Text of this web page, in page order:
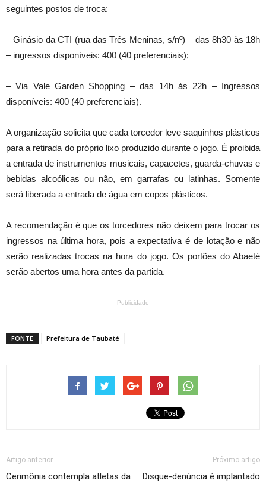
seguintes postos de troca:
– Ginásio da CTI (rua das Três Meninas, s/nº) – das 8h30 às 18h
– ingressos disponíveis: 400 (40 preferenciais);
– Via Vale Garden Shopping – das 14h às 22h – Ingressos
disponíveis: 400 (40 preferenciais).
A organização solicita que cada torcedor leve saquinhos plásticos
para a retirada do próprio lixo produzido durante o jogo. É proibida
a entrada de instrumentos musicais, capacetes, guarda-chuvas e
bebidas alcoólicas ou não, em garrafas ou latinhas. Somente
será liberada a entrada de água em copos plásticos.
A recomendação é que os torcedores não deixem para trocar os
ingressos na última hora, pois a expectativa é de lotação e não
serão realizadas trocas na hora do jogo. Os portões do Abaeté
serão abertos uma hora antes da partida.
Publicidade
FONTE Prefeitura de Taubaté
Artigo anterior
Cerimônia contempla atletas da
Próximo artigo
Disque-denúncia é implantado